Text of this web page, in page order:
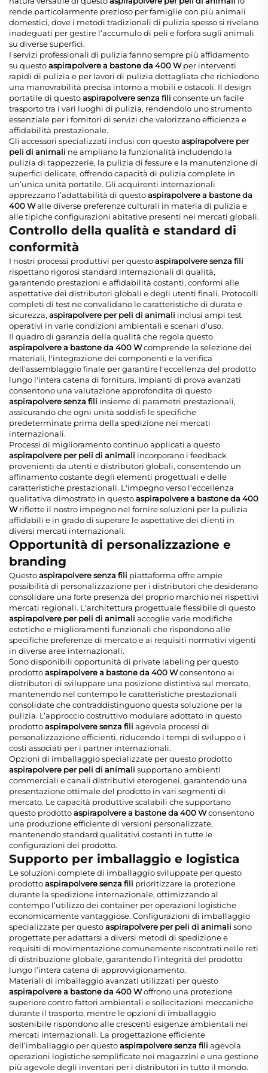
rende particolarmente prezioso per famiglie con più animali
domestici, dove i metodi tradizionali di pulizia spesso si rivelano
inadeguati per gestire l’accumulo di peli e forfora sugli animali
su diverse superfici.
I servizi professionali di pulizia fanno sempre più affidamento
su questoaspirapolvere a bastone da 400 Wper interventi
rapidi di pulizia e per lavori di pulizia dettagliata che richiedono
una manovrabilità precisa intorno a mobili e ostacoli. Il design
portatile di questoaspirapolvere senza fili consente un facile
trasporto tra i vari luoghi di pulizia, rendendolo uno strumento
essenziale per i fornitori di servizi che valorizzano efficienza e
affidabilità prestazionale.
Gli accessori specializzati inclusi con questoaspirapolvere per
peli di animali ne ampliano la funzionalità includendo la
pulizia di tappezzerie, la pulizia di fessure e la manutenzione di
superfici delicate, offrendo capacità di pulizia complete in
un’unica unità portatile. Gli acquirenti internazionali
apprezzano l’adattabilità di questoaspirapolvere a bastone da
400 Walle diverse preferenze culturali in materia di pulizia e
alle tipiche configurazioni abitative presenti nei mercati globali.
Controllo della qualità e standard di
conformità
I nostri processi produttivi per questoaspirapolvere senza fili
rispettano rigorosi standard internazionali di qualità,
garantendo prestazioni e affidabilità costanti, conformi alle
aspettative dei distributori globali e degli utenti finali. Protocolli
completi di test ne convalidano le caratteristiche di durata e
sicurezza, aspirapolvere per peli di animali inclusi ampi test
operativi in varie condizioni ambientali e scenari d’uso.
Il quadro di garanzia della qualità che regola questo
aspirapolvere a bastone da 400 Wcomprende la selezione dei
materiali, l'integrazione dei componenti e la verifica
dell'assemblaggio finale per garantire l'eccellenza del prodotto
lungo l'intera catena di fornitura. Impianti di prova avanzati
consentono una valutazione approfondita di questo
aspirapolvere senza fili insieme di parametri prestazionali,
assicurando che ogni unità soddisfi le specifiche
predeterminate prima della spedizione nei mercati
internazionali.
Processi di miglioramento continuo applicati a questo
aspirapolvere per peli di animali incorporano i feedback
provenienti da utenti e distributori globali, consentendo un
affinamento costante degli elementi progettuali e delle
caratteristiche prestazionali. L'impegno verso l'eccellenza
qualitativa dimostrato in questoaspirapolvere a bastone da 400
Wriflette il nostro impegno nel fornire soluzioni per la pulizia
affidabili e in grado di superare le aspettative dei clienti in
diversi mercati internazionali.
Opportunità di personalizzazione e
branding
Questoaspirapolvere senza fili piattaforma offre ampie
possibilità di personalizzazione per i distributori che desiderano
consolidare una forte presenza del proprio marchio nei rispettivi
mercati regionali. L'architettura progettuale flessibile di questo
aspirapolvere per peli di animali accoglie varie modifiche
estetiche e miglioramenti funzionali che rispondono alle
specifiche preferenze di mercato e ai requisiti normativi vigenti
in diverse aree internazionali.
Sono disponibili opportunità di private labeling per questo
prodottoaspirapolvere a bastone da 400 Wconsentono ai
distributori di sviluppare una posizione distintiva sul mercato,
mantenendo nel contempo le caratteristiche prestazionali
consolidate che contraddistinguono questa soluzione per la
pulizia. L’approccio costruttivo modulare adottato in questo
prodottoaspirapolvere senza fili agevola processi di
personalizzazione efficienti, riducendo i tempi di sviluppo e i
costi associati per i partner internazionali.
Opzioni di imballaggio specializzate per questo prodotto
aspirapolvere per peli di animali supportano ambienti
commerciali e canali distributivi eterogenei, garantendo una
presentazione ottimale del prodotto in vari segmenti di
mercato. Le capacità produttive scalabili che supportano
questo prodottoaspirapolvere a bastone da 400 Wconsentono
una produzione efficiente di versioni personalizzate,
mantenendo standard qualitativi costanti in tutte le
configurazioni del prodotto.
Supporto per imballaggio e logistica
Le soluzioni complete di imballaggio sviluppate per questo
prodottoaspirapolvere senza fili prioritizzare la protezione
durante la spedizione internazionale, ottimizzando al
contempo l’utilizzo dei container per operazioni logistiche
economicamente vantaggiose. Configurazioni di imballaggio
specializzate per questoaspirapolvere per peli di animali sono
progettate per adattarsi a diversi metodi di spedizione e
requisiti di movimentazione comunemente riscontrati nelle reti
di distribuzione globale, garantendo l’integrità del prodotto
lungo l’intera catena di approvvigionamento.
Materiali di imballaggio avanzati utilizzati per questo
aspirapolvere a bastone da 400 Woffrono una protezione
superiore contro fattori ambientali e sollecitazioni meccaniche
durante il trasporto, mentre le opzioni di imballaggio
sostenibile rispondono alle crescenti esigenze ambientali nei
mercati internazionali. La progettazione efficiente
dell’imballaggio per questoaspirapolvere senza fili agevola
operazioni logistiche semplificate nei magazzini e una gestione
più agevole degli inventari per i distributori in tutto il mondo.